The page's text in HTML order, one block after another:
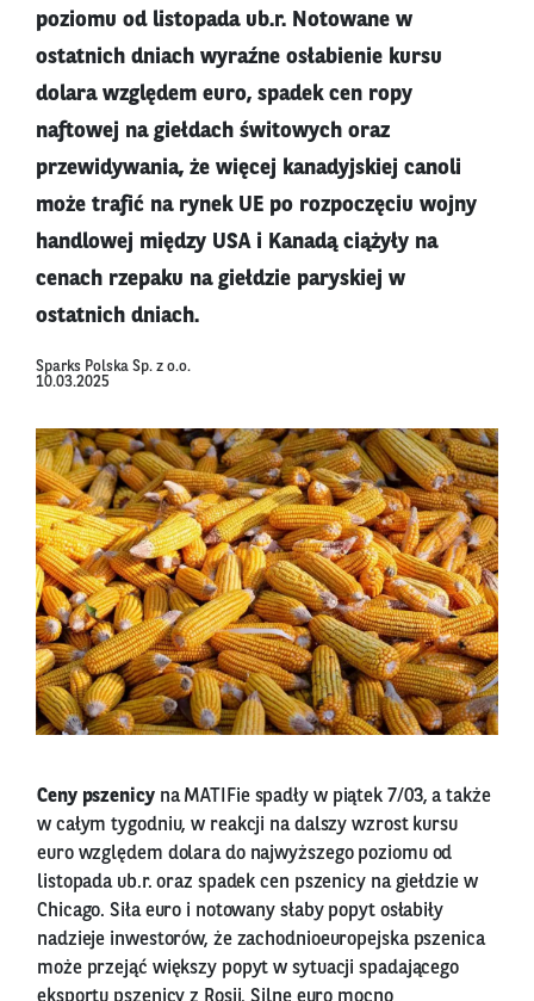
poziomu od listopada ub.r. Notowane w
ostatnich dniach wyraźne osłabienie kursu
dolara względem euro, spadek cen ropy
naftowej na giełdach świtowych oraz
przewidywania, że więcej kanadyjskiej canoli
może trafić na rynek UE po rozpoczęciu wojny
handlowej między USA i Kanadą ciążyły na
cenach rzepaku na giełdzie paryskiej w
ostatnich dniach.
Sparks Polska Sp. z o.o.
10.03.2025
Ceny pszenicyna MATIFie spadły w piątek 7/03, a także
w całym tygodniu, w reakcji na dalszy wzrost kursu
euro względem dolara do najwyższego poziomu od
listopada ub.r. oraz spadek cen pszenicy na giełdzie w
Chicago. Siła euro i notowany słaby popyt osłabiły
nadzieje inwestorów, że zachodnioeuropejska pszenica
może przejąć większy popyt w sytuacji spadającego